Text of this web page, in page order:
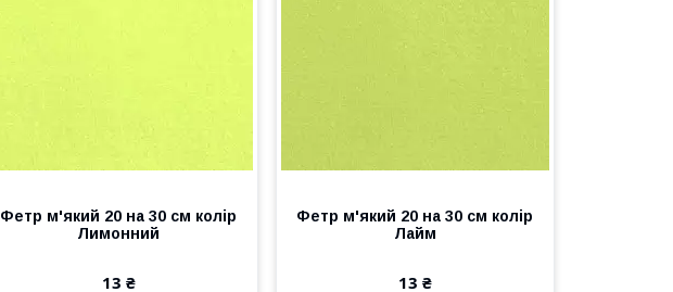
Фетр м'який 20 на 30 см колір
Лимонний
13 ₴
Фетр м'який 20 на 30 см колір
Лайм
13 ₴